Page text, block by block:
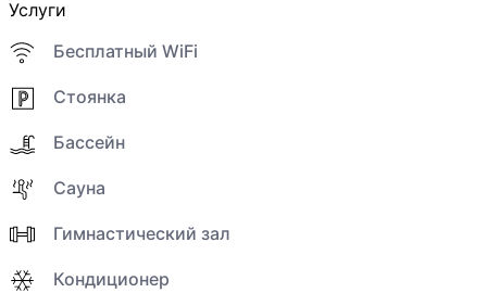
Услуги
Бесплатный WiFi
Стоянка
Бассейн
Сауна
Гимнастический зал
Кондиционер